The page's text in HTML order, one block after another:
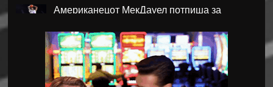
Американецот МекДауел потпиша за
Проблемите надминати, Реал го договори
Диоманде